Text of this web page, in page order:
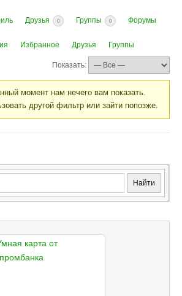
Друзья 0 Группы 0 Форумы
Избранное Друзья Группы
Показать:
момент нам нечего вам показать.
другой фильтр или зайти попозже.